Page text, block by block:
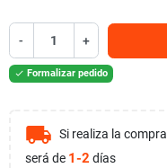
- +
 Formalizar pedido
local_shipping Si realiza la
será de 1-2 días